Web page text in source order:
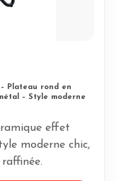
Plateau rond en
– Style moderne
effet
moderne chic,